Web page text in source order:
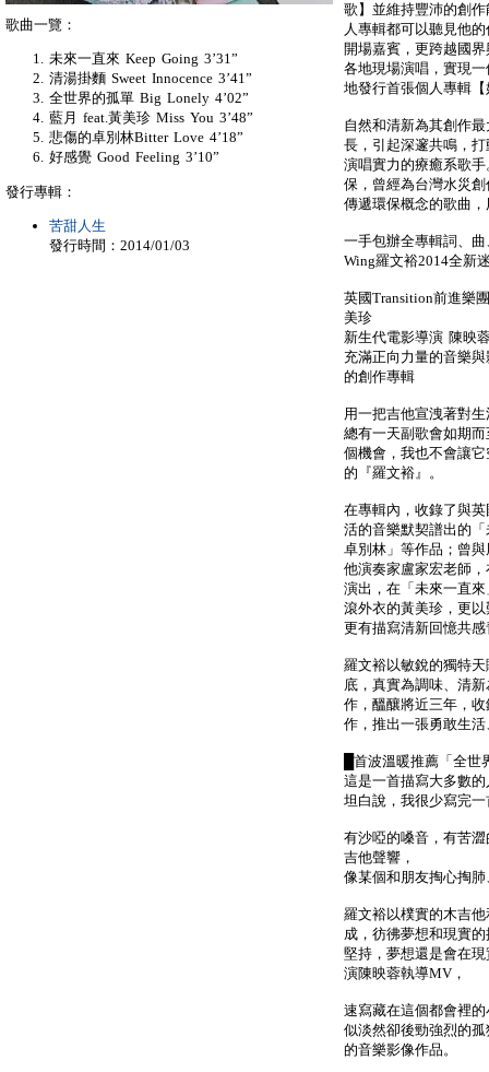
歌】並維持豐沛的創
人專輯都可以聽見他
開場嘉賓，更跨越國
各地現場演唱，實現
地發行首張個人專輯
自然和清新為其創作
長，引起深邃共鳴，
演唱實力的療癒系歌
保，曾經為台灣水災
傳遞環保概念的歌曲
一手包辦全專輯詞、
Wing羅文裕2014全新
英國Transition前進樂
美珍
新生代電影導演 陳映
充滿正向力量的音樂
的創作專輯
用一把吉他宣洩著對
總有一天副歌會如期
個機會，我也不會讓
的『羅文裕』。
在專輯內，收錄了與
活的音樂默契譜出的
卓別林」等作品；曾
他演奏家盧家宏老師
演出，在「未來一直
滾外衣的黃美珍，更
更有描寫清新回憶共
羅文裕以敏銳的獨特
底，真實為調味、清
作，醞釀將近三年，
作，推出一張勇敢生
█首波溫暖推薦「全世
這是一首描寫大多數
坦白說，我很少寫完
有沙啞的嗓音，有苦
吉他聲響，
像某個和朋友掏心掏
羅文裕以樸實的木吉他
成，彷彿夢想和現實
堅持，夢想還是會在
演陳映蓉執導MV，
速寫藏在這個都會裡
似淡然卻後勁強烈的
的音樂影像作品。
歌曲一覽：
未來一直來 Keep Going 3’31”
清湯掛麵 Sweet Innocence 3’41”
全世界的孤單 Big Lonely 4’02”
藍月 feat.黃美珍 Miss You 3’48”
悲傷的卓別林Bitter Love 4’18”
好感覺 Good Feeling 3’10”
發行專輯：
苦甜人生
發行時間：2014/01/03